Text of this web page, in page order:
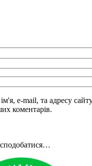
e-mail, та адресу
коментарів.